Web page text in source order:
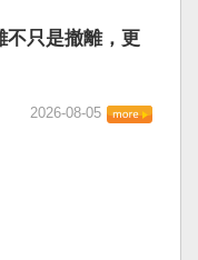
不只是撤離，更
2026-08-05